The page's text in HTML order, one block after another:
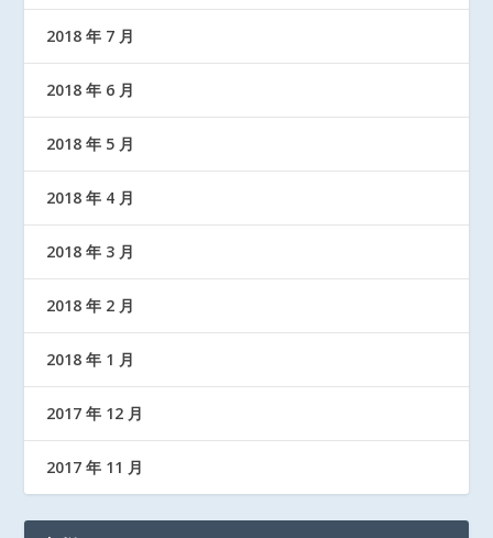
2018 年 7 月
2018 年 6 月
2018 年 5 月
2018 年 4 月
2018 年 3 月
2018 年 2 月
2018 年 1 月
2017 年 12 月
2017 年 11 月